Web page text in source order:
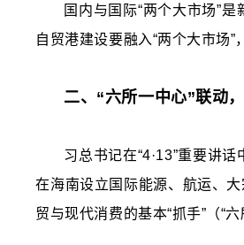
国内与国际“两个大市场”
自贸港建设要融入“两个大市场
二、 “六所一中心”联动
习总书记在“4·13”重要讲
在海南设立国际能源、航运、
贸与现代消费的基本“抓手”（“六